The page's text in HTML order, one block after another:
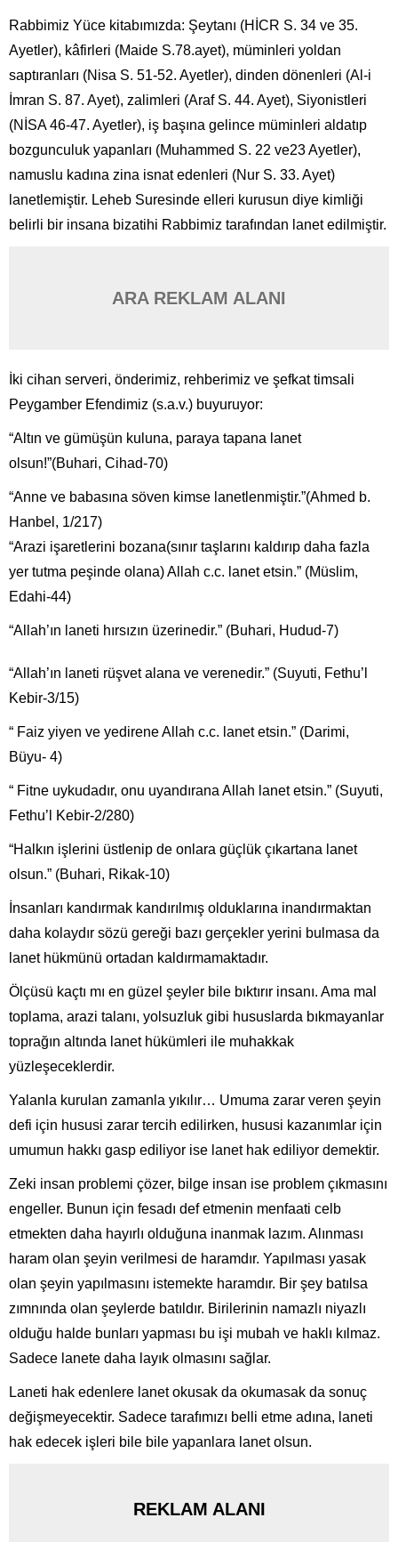
Rabbimiz Yüce kitabımızda: Şeytanı (HİCR S. 34 ve 35.
Ayetler), kâfirleri (Maide S.78.ayet), müminleri yoldan
saptıranları (Nisa S. 51-52. Ayetler), dinden dönenleri (Al-i
İmran S. 87. Ayet), zalimleri (Araf S. 44. Ayet), Siyonistleri
(NİSA 46-47. Ayetler), iş başına gelince müminleri aldatıp
bozgunculuk yapanları (Muhammed S. 22 ve23 Ayetler),
namuslu kadına zina isnat edenleri (Nur S. 33. Ayet)
lanetlemiştir. Leheb Suresinde elleri kurusun diye kimliği
belirli bir insana bizatihi Rabbimiz tarafından lanet edilmiştir.
ARA REKLAM ALANI
İki cihan serveri, önderimiz, rehberimiz ve şefkat timsali
Peygamber Efendimiz (s.a.v.) buyuruyor:
“Altın ve gümüşün kuluna, paraya tapana lanet
olsun!”(Buhari, Cihad-70)
“Anne ve babasına söven kimse lanetlenmiştir.”(Ahmed b.
Hanbel, 1/217)
“Arazi işaretlerini bozana(sınır taşlarını kaldırıp daha fazla
yer tutma peşinde olana) Allah c.c. lanet etsin.” (Müslim,
Edahi-44)
“Allah’ın laneti hırsızın üzerinedir.” (Buhari, Hudud-7)
“Allah’ın laneti rüşvet alana ve verenedir.” (Suyuti, Fethu’l
Kebir-3/15)
“ Faiz yiyen ve yedirene Allah c.c. lanet etsin.” (Darimi,
Büyu- 4)
“ Fitne uykudadır, onu uyandırana Allah lanet etsin.” (Suyuti,
Fethu’l Kebir-2/280)
“Halkın işlerini üstlenip de onlara güçlük çıkartana lanet
olsun.” (Buhari, Rikak-10)
İnsanları kandırmak kandırılmış olduklarına inandırmaktan
daha kolaydır sözü gereği bazı gerçekler yerini bulmasa da
lanet hükmünü ortadan kaldırmamaktadır.
Ölçüsü kaçtı mı en güzel şeyler bile bıktırır insanı. Ama mal
toplama, arazi talanı, yolsuzluk gibi hususlarda bıkmayanlar
toprağın altında lanet hükümleri ile muhakkak
yüzleşeceklerdir.
Yalanla kurulan zamanla yıkılır… Umuma zarar veren şeyin
defi için hususi zarar tercih edilirken, hususi kazanımlar için
umumun hakkı gasp ediliyor ise lanet hak ediliyor demektir.
Zeki insan problemi çözer, bilge insan ise problem çıkmasını
engeller. Bunun için fesadı def etmenin menfaati celb
etmekten daha hayırlı olduğuna inanmak lazım. Alınması
haram olan şeyin verilmesi de haramdır. Yapılması yasak
olan şeyin yapılmasını istemekte haramdır. Bir şey batılsa
zımnında olan şeylerde batıldır. Birilerinin namazlı niyazlı
olduğu halde bunları yapması bu işi mubah ve haklı kılmaz.
Sadece lanete daha layık olmasını sağlar.
Laneti hak edenlere lanet okusak da okumasak da sonuç
değişmeyecektir. Sadece tarafımızı belli etme adına, laneti
hak edecek işleri bile bile yapanlara lanet olsun.
REKLAM ALANI